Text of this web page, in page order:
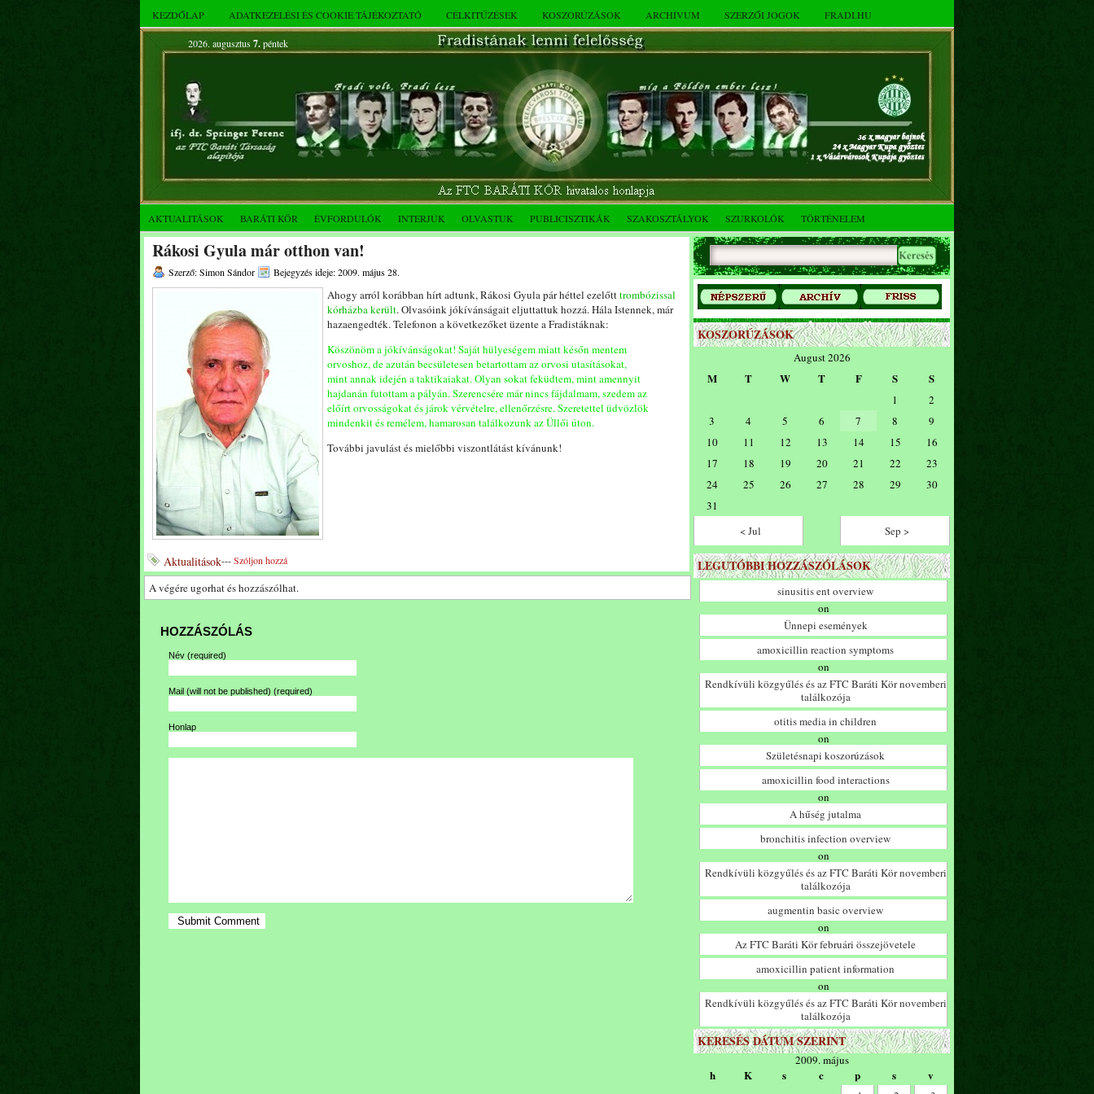
KEZDŐLAP ADATKEZELÉSI ÉS COOKIE TÁJÉKOZTATÓ CÉLKITŰZÉSEK KOSZORÚZÁSOK ARCHÍVUM SZERZŐI JOGOK FRADI.HU
2026. augusztus 7.péntek
AKTUALITÁSOK BARÁTI KÖR ÉVFORDULÓK INTERJÚK OLVASTUK PUBLICISZTIKÁK SZAKOSZTÁLYOK SZURKOLÓK TÖRTÉNELEM
Rákosi Gyula már otthon van!
Szerző: Simon Sándor Bejegyzés ideje: 2009. május 28.
Ahogy arról korábban hírt adtunk, Rákosi Gyula pár héttel ezelőtttrombózissal
kórházba került. Olvasóink jókívánságait eljuttattuk hozzá. Hála Istennek, már
hazaengedték. Telefonon a következőket üzente a Fradistáknak:
Köszönöm a jókívánságokat! Saját hülyeségem miatt későn mentem
orvoshoz, de azután becsületesen betartottam az orvosi utasításokat,
mint annak idején a taktikaiakat. Olyan sokat feküdtem, mint amennyit
hajdanán futottam a pályán. Szerencsére már nincs fájdalmam, szedem az
előírt orvosságokat és járok vérvételre, ellenőrzésre. Szeretettel üdvözlök
mindenkit és remélem, hamarosan találkozunk az Üllői úton.
További javulást és mielőbbi viszontlátást kívánunk!
Aktualitások---Szóljon hozzá
A végére ugorhat és hozzászólhat.
HOZZÁSZÓLÁS
Név (required)
Mail (will not be published) (required)
Honlap
KOSZORÚZÁSOK
August 2026
M T W T F S S
1
2
3
4 5 6 7 8
9
10
11 12 13 14 15
16
17
18 19 20 21 22
23
24
25 26 27 28 29
30
31
< Jul
Sep >
LEGUTÓBBI HOZZÁSZÓLÁSOK
sinusitis ent overview
on
Ünnepi események
amoxicillin reaction symptoms
on
Rendkívüli közgyűlés és az FTC Baráti Kör novemberi
találkozója
otitis media in children
on
Születésnapi koszorúzások
amoxicillin food interactions
on
A hűség jutalma
bronchitis infection overview
on
Rendkívüli közgyűlés és az FTC Baráti Kör novemberi
találkozója
augmentin basic overview
on
Az FTC Baráti Kör februári összejövetele
amoxicillin patient information
on
Rendkívüli közgyűlés és az FTC Baráti Kör novemberi
találkozója
KERESÉS DÁTUM SZERINT
2009. május
h K s c p s v